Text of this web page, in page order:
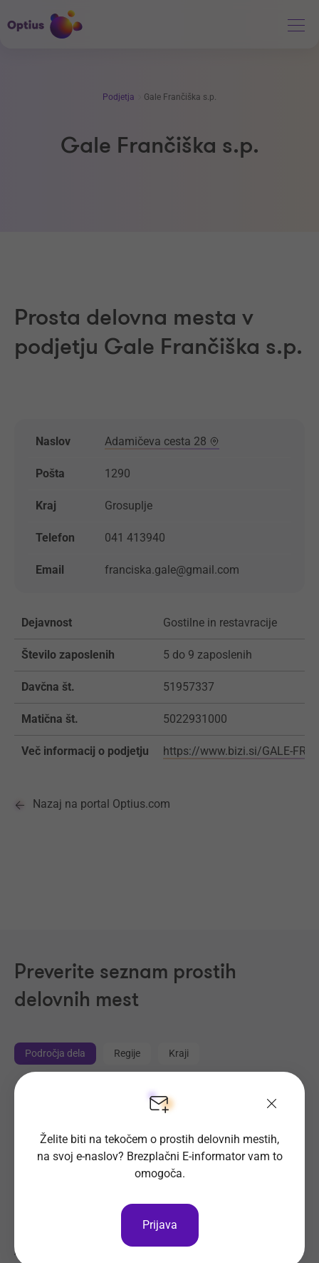
Podjetja Gale Frančiška s.p.
Gale Frančiška s.p.
Prosta delovna mesta v
podjetju Gale Frančiška s.p.
Naslov Adamičeva cesta 28
Pošta 1290
Kraj Grosuplje
Telefon 041 413940
Email franciska.gale@gmail.com
Dejavnost Gostilne in restavracije
Število zaposlenih 5 do 9 zaposlenih
Davčna št. 51957337
Matična št. 5022931000
Več informacij o podjetju https://www.bizi.si/GALE-
Nazaj na portal Optius.com
Preverite seznam prostih
delovnih mest
Področja dela Regije Kraji
Trgovina (220)
Transport, Nabava, Logistika(206)
Prehrambena industrija, Živilstvo(140)
Elektrotehnika, Elektronika, Telekomunikacije
Administracija
Želite biti na tekočem o prostih delovnih mestih,
na svoj e-naslov? Brezplačni E-informator vam to
omogoča.
Prijava